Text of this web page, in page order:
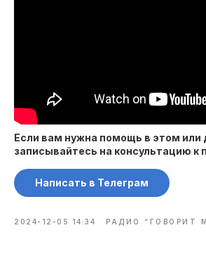
Если вам нужна помощь в этом или
записывайтесь на консультацию к
Написать в Телеграм
2024-12-05 14:34 РАДИО “ГОВОРИТ